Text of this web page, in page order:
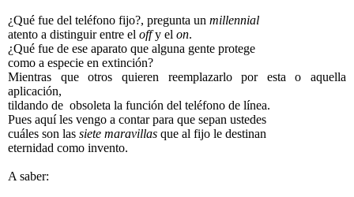
¿Qué fue del teléfono fijo?, pregunta un millennial
atento a distinguir entre el offy el on.
¿Qué fue de ese aparato que alguna gente protege
como a especie en extinción?
Mientras que otros quieren reemplazarlo por esta o aquella
aplicación,
tildando de obsoleta la función del teléfono de línea.
Pues aquí les vengo a contar para que sepan ustedes
cuáles son las siete maravillas que al fijo le destinan
eternidad como invento.
A saber: